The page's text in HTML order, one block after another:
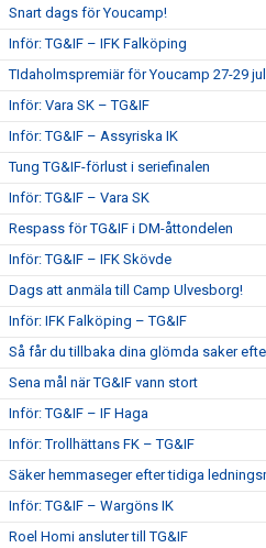
Snart dags för Youcamp!
Inför: TG&IF – IFK Falköping
TIdaholmspremiär för Youcamp 27-29
Inför: Vara SK – TG&IF
Inför: TG&IF – Assyriska IK
Tung TG&IF-förlust i seriefinalen
Inför: TG&IF – Vara SK
Respass för TG&IF i DM-åttondelen
Inför: TG&IF – IFK Skövde
Dags att anmäla till Camp Ulvesborg!
Inför: IFK Falköping – TG&IF
Så får du tillbaka dina glömda saker
Sena mål när TG&IF vann stort
Inför: TG&IF – IF Haga
Inför: Trollhättans FK – TG&IF
Säker hemmaseger efter tidiga
Inför: TG&IF – Wargöns IK
Roel Homi ansluter till TG&IF